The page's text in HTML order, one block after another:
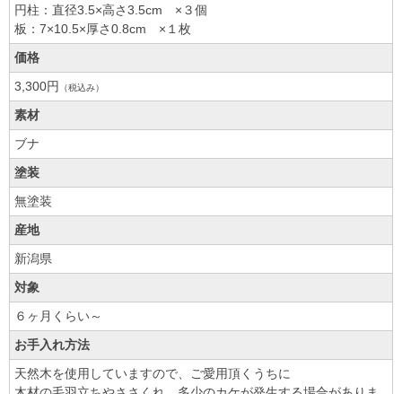
円柱：直径3.5×高さ3.5cm ×３個
板：7×10.5×厚さ0.8cm ×１枚
価格
3,300円
（税込み）
素材
ブナ
塗装
無塗装
産地
新潟県
対象
６ヶ月くらい～
お手入れ方法
天然木を使用していますので、ご愛用頂くうちに